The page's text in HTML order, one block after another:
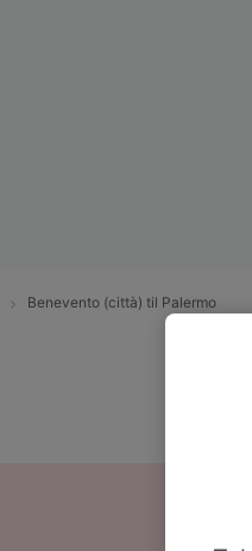
Benevento (città) til Palermo